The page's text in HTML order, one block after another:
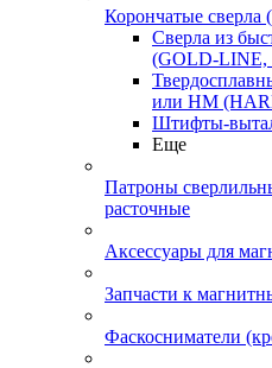
Корончатые сверла
Сверла из
(GOLD-
или HM
Штифты-
Еще
Патроны
расточные
Аксессуары для
Запчасти к
Фаскосниматели